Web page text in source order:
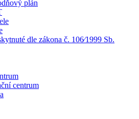
plán
dle zákona č. 106⁄1999 Sb.
centrum